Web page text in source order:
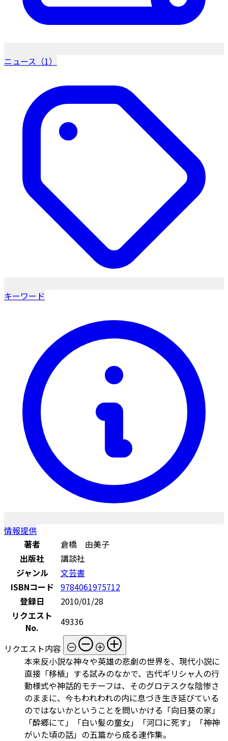
ニュース（1）
キーワード
情報提供
著者
倉橋 由美子
出版社
講談社
ジャンル
文芸書
ISBNコード 9784061975712
登録日
2010/01/28
リクエスト
No.
49336
リクエスト内容
本来反小説な神々や英雄の悲劇の世界を、現代小説に
直接「移植」する試みのなかで、古代ギリシャ人の行
動様式や神話的モチーフは、そのグロテスクな陰惨さ
のままに、今もわれわれの内に息づき生き延びている
のではないかということを問いかける「向日葵の家」
「酔郷にて」「白い髪の童女」「河口に死す」「神神
がいた頃の話」の五篇から成る連作集。